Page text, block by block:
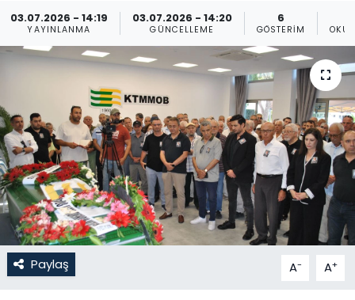
03.07.2026 - 14:19
YAYINLANMA
03.07.2026 - 14:20
GÜNCELLEME
6
GÖSTERIM
Paylaş A- A+
KKTC
KKTC YEREL SEÇİM 2018
Kültür Sanat
Magazin
Moda
Nöbetçi Eczaneler
Otomobil Dünyası